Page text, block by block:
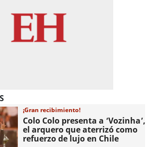
¡Gran recibimiento!
Colo Colo presenta a ‘Vozinha’,
el arquero que aterrizó como
refuerzo de lujo en Chile